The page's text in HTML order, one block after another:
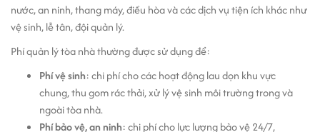
nước, an ninh, thang máy, điều hòa và các dịch vụ tiện ích khác như
vệ sinh, lễ tân, đội quản lý.
Phí quản lý tòa nhà thường được sử dụng để:
Phí vệ sinh: chi phí cho các hoạt động lau dọn khu vực
chung, thu gom rác thải, xử lý vệ sinh môi trường trong và
ngoài tòa nhà.
Phí bảo vệ, an ninh: chi phí cho lực lượng bảo vệ 24/7,